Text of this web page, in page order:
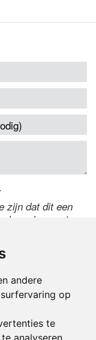
andere
op
te
analyseren
zijn dat dit een
code over in